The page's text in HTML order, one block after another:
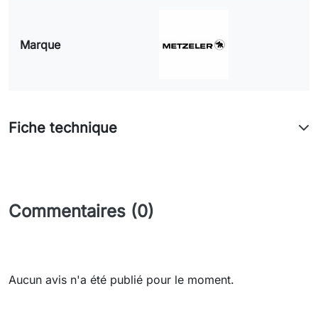
Marque
Fiche technique
Commentaires (0)
Aucun avis n'a été publié pour le moment.